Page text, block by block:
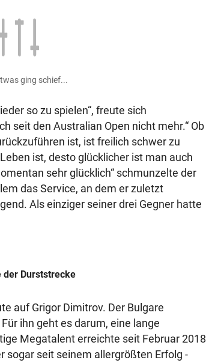
ging schief...
so zu spielen“, freute sich
seit den Australian Open nicht mehr.“ Ob
ist, ist freilich schwer zu
ist, desto glücklicher ist man auch
sehr glücklich“ schmunzelte der
das Service, an dem er zuletzt
Als einziger seiner drei Gegner hatte
der Durststrecke
auf Grigor Dimitrov. Der Bulgare
ihn geht es darum, eine lange
Megatalent erreichte seit Februar 2018
sogar seit seinem allergrößten Erfolg -